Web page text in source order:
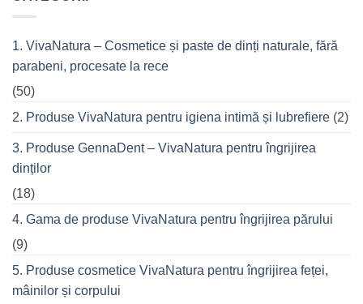
musculare
ale
de
care
cu
în
oraș
1. VivaNatura – Cosmetice și paste de dinți naturale, fără
parabeni, procesate la rece
(50)
2. Produse VivaNatura pentru igiena intimă și lubrefiere (2)
3. Produse GennaDent – VivaNatura pentru îngrijirea
dinților
(18)
4. Gama de produse VivaNatura pentru îngrijirea părului
(9)
5. Produse cosmetice VivaNatura pentru îngrijirea feței,
mâinilor și corpului